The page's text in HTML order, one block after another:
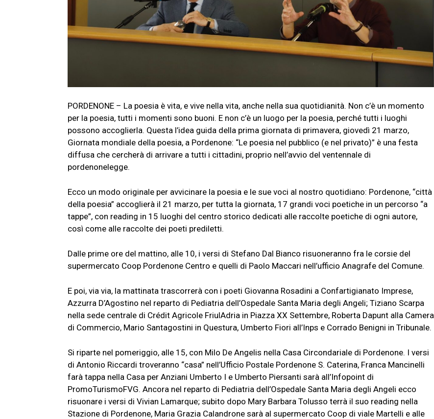
PORDENONE – La poesia è vita, e vive nella vita, anche nella sua quotidianità. Non c’è un momento
per la poesia, tutti i momenti sono buoni. E non c’è un luogo per la poesia, perché tutti i luoghi
possono accoglierla. Questa l’idea guida della prima giornata di primavera, giovedì 21 marzo,
Giornata mondiale della poesia, a Pordenone: “Le poesia nel pubblico (e nel privato)” è una festa
diffusa che cercherà di arrivare a tutti i cittadini, proprio nell’avvio del ventennale di
pordenonelegge.
Ecco un modo originale per avvicinare la poesia e le sue voci al nostro quotidiano: Pordenone, “città
della poesia” accoglierà il 21 marzo, per tutta la giornata, 17 grandi voci poetiche in un percorso “a
tappe”, con reading in 15 luoghi del centro storico dedicati alle raccolte poetiche di ogni autore,
così come alle raccolte dei poeti prediletti.
Dalle prime ore del mattino, alle 10, i versi di Stefano Dal Bianco risuoneranno fra le corsie del
supermercato Coop Pordenone Centro e quelli di Paolo Maccari nell’ufficio Anagrafe del Comune.
E poi, via via, la mattinata trascorrerà con i poeti Giovanna Rosadini a Confartigianato Imprese,
Azzurra D’Agostino nel reparto di Pediatria dell’Ospedale Santa Maria degli Angeli; Tiziano Scarpa
nella sede centrale di Crédit Agricole FriulAdria in Piazza XX Settembre, Roberta Dapunt alla Camera
di Commercio, Mario Santagostini in Questura, Umberto Fiori all’Inps e Corrado Benigni in Tribunale.
Si riparte nel pomeriggio, alle 15, con Milo De Angelis nella Casa Circondariale di Pordenone. I versi
di Antonio Riccardi troveranno “casa” nell’Ufficio Postale Pordenone S. Caterina, Franca Mancinelli
farà tappa nella Casa per Anziani Umberto I e Umberto Piersanti sarà all’Infopoint di
PromoTurismoFVG. Ancora nel reparto di Pediatria dell’Ospedale Santa Maria degli Angeli ecco
risuonare i versi di Vivian Lamarque; subito dopo Mary Barbara Tolusso terrà il suo reading nella
Stazione di Pordenone, Maria Grazia Calandrone sarà al supermercato Coop di viale Martelli e alle